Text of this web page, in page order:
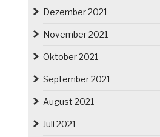
Dezember 2021
November 2021
Oktober 2021
September 2021
August 2021
Juli 2021